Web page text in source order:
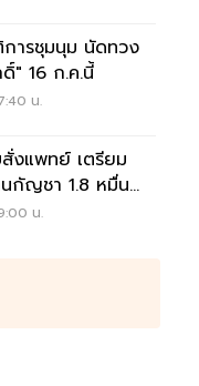
ารชุมนุม นัดทวง
" 16 ก.ค.นี้
น.
งแพทย์ เตรียม
นกัญชา 1.8 หมื่น
น.